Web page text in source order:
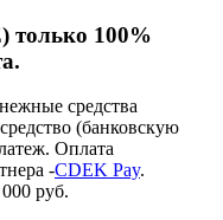
100%
средства
(банковскую
Оплата
-CDEK Pay.
руб.